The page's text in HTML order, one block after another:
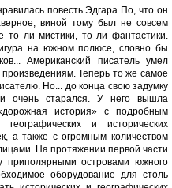
повесть Эдгара По, что он
виной тому был не совсем
ли мистики, то ли фантастики.
на южном полюсе, словно бы
Американский писатель умел
произведениям. Теперь то же самое
Но... до конца свою задумку
очень старался. У него вышла
история» с подробным
и исторических
а также с огромным количеством
На протяжении первой части
приполярными островами южного
оборудование для столь